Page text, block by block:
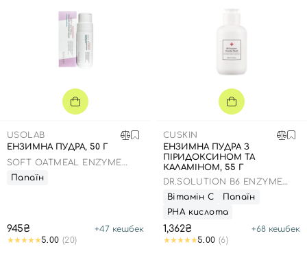
USOLAB
ЕНЗИМНА ПУДРА, 50 Г
SOFT OATMEAL ENZYME
POWDER WASH
Папаїн
945₴ +47 кешбек
5.00 (20)
CUSKIN
ЕНЗИМНА ПУДРА З
ПІРИДОКСИНОМ ТА
КАЛАМІНОМ, 55 Г
DR.SOLUTION B6 ENZYME
POWDER WASH
Вітамін С
Папаїн
РНА кислота
1,362₴ +68 кешбек
5.00 (6)